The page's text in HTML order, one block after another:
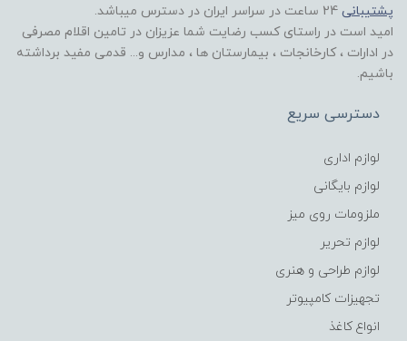
پشتیبانی
امید است در راستای کسب رضایت شما عزیزان در تامین اقلام مصرفی
در ادارات ، کارخانجات ، بیمارستان ها ، مدارس و... قدمی مفید برداشته
باشیم.
دسترسی سریع
لوازم اداری
لوازم بایگانی
ملزومات روی میز
لوازم تحریر
لوازم طراحی و هنری
تجهیزات کامپیوتر
انواع کاغذ